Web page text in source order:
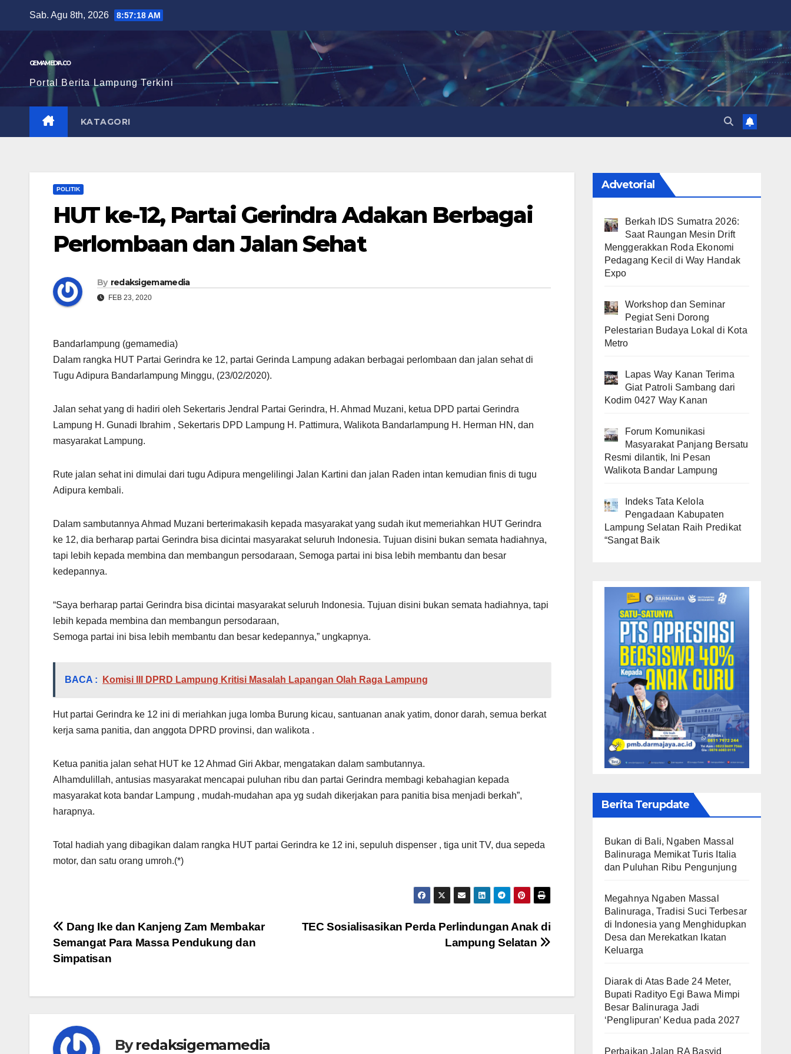
content
Sab. Agu 8th, 2026 8:57:19 AM
GEMAMEDIA.CO
Portal Berita Lampung Terkini
KATAGORI
POLITIK
HUT ke-12, Partai Gerindra Adakan Berbagai
Perlombaan dan Jalan Sehat
By redaksigemamedia
FEB 23, 2020
Bandarlampung (gemamedia)
Dalam rangka HUT Partai Gerindra ke 12, partai Gerinda Lampung adakan berbagai perlombaan dan jalan sehat di
Tugu Adipura Bandarlampung Minggu, (23/02/2020).
Jalan sehat yang di hadiri oleh Sekertaris Jendral Partai Gerindra, H. Ahmad Muzani, ketua DPD partai Gerindra
Lampung H. Gunadi Ibrahim , Sekertaris DPD Lampung H. Pattimura, Walikota Bandarlampung H. Herman HN, dan
masyarakat Lampung.
Rute jalan sehat ini dimulai dari tugu Adipura mengelilingi Jalan Kartini dan jalan Raden intan kemudian finis di tugu
Adipura kembali.
Dalam sambutannya Ahmad Muzani berterimakasih kepada masyarakat yang sudah ikut memeriahkan HUT Gerindra
ke 12, dia berharap partai Gerindra bisa dicintai masyarakat seluruh Indonesia. Tujuan disini bukan semata hadiahnya,
tapi lebih kepada membina dan membangun persodaraan, Semoga partai ini bisa lebih membantu dan besar
kedepannya.
“Saya berharap partai Gerindra bisa dicintai masyarakat seluruh Indonesia. Tujuan disini bukan semata hadiahnya, tapi
lebih kepada membina dan membangun persodaraan,
Semoga partai ini bisa lebih membantu dan besar kedepannya,” ungkapnya.
BACA : Komisi III DPRD Lampung Kritisi Masalah Lapangan Olah Raga Lampung
Hut partai Gerindra ke 12 ini di meriahkan juga lomba Burung kicau, santuanan anak yatim, donor darah, semua berkat
kerja sama panitia, dan anggota DPRD provinsi, dan walikota .
Ketua panitia jalan sehat HUT ke 12 Ahmad Giri Akbar, mengatakan dalam sambutannya.
Alhamdulillah, antusias masyarakat mencapai puluhan ribu dan partai Gerindra membagi kebahagian kepada
masyarakat kota bandar Lampung , mudah-mudahan apa yg sudah dikerjakan para panitia bisa menjadi berkah”,
harapnya.
Total hadiah yang dibagikan dalam rangka HUT partai Gerindra ke 12 ini, sepuluh dispenser , tiga unit TV, dua sepeda
motor, dan satu orang umroh.(*)
Navigasi
pos
TEC Sosialisasikan Perda Perlindungan Anak di
Lampung Selatan
Dang Ike dan Kanjeng Zam Membakar
Semangat Para Massa Pendukung dan
Simpatisan
Byredaksigemamedia
Advetorial
Berkah IDS Sumatra 2026:
Saat Raungan Mesin Drift
Menggerakkan Roda Ekonomi
Pedagang Kecil di Way Handak
Expo
Workshop dan Seminar
Pegiat Seni Dorong
Pelestarian Budaya Lokal di Kota
Metro
Lapas Way Kanan Terima
Giat Patroli Sambang dari
Kodim 0427 Way Kanan
Forum Komunikasi
Masyarakat Panjang Bersatu
Resmi dilantik, Ini Pesan
Walikota Bandar Lampung
Indeks Tata Kelola
Pengadaan Kabupaten
Lampung Selatan Raih Predikat
“Sangat Baik
Berita Terupdate
Bukan di Bali, Ngaben Massal
Balinuraga Memikat Turis Italia
dan Puluhan Ribu Pengunjung
Megahnya Ngaben Massal
Balinuraga, Tradisi Suci Terbesar
di Indonesia yang Menghidupkan
Desa dan Merekatkan Ikatan
Keluarga
Diarak di Atas Bade 24 Meter,
Bupati Radityo Egi Bawa Mimpi
Besar Balinuraga Jadi
‘Penglipuran’ Kedua pada 2027
Perbaikan Jalan RA Basyid